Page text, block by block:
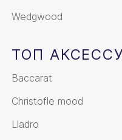
Wedgwood
ТОП
Baccarat
Christofle mood
Lladro